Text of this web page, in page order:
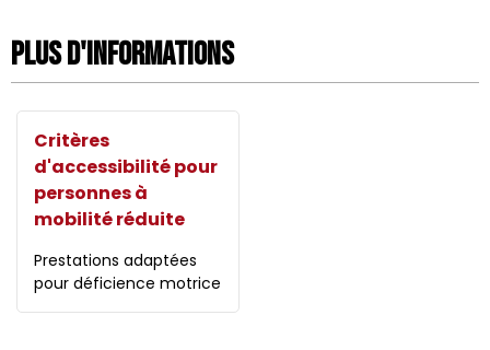
Plus d'informations
Critères
d'accessibilité pour
personnes à
mobilité réduite
Prestations adaptées
pour déficience motrice